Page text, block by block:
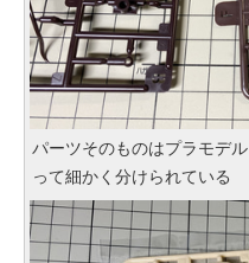
パーツそのものはプラモデ
って細かく分けられている